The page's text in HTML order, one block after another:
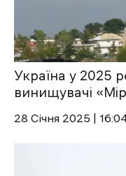
Україна у 2025
винищувачі
28 Січня 2025 |